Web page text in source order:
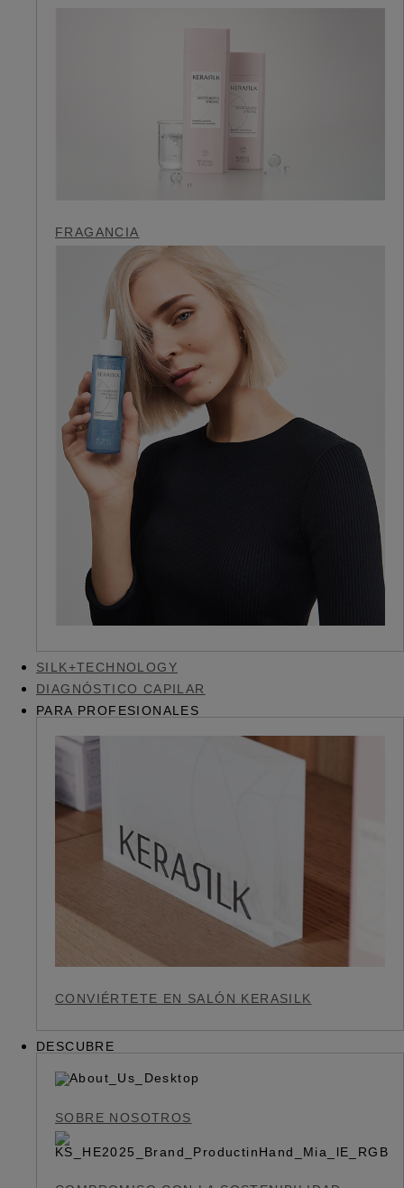
FRAGANCIA
SILK+TECHNOLOGY
DIAGNÓSTICO CAPILAR
PARA PROFESIONALES
CONVIÉRTETE EN SALÓN KERASILK
DESCUBRE
SOBRE NOSOTROS